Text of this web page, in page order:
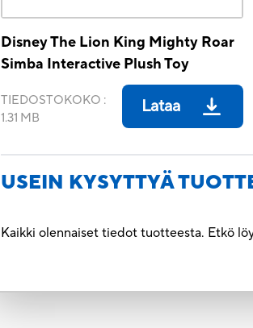
Disney The Lion King Mighty Roar
Simba Interactive Plush Toy
TIEDOSTOKOKO :
1.31 MB
Lataa
USEIN KYSYTTYÄ
Kaikki olennaiset tiedot tuotteesta. Etkö